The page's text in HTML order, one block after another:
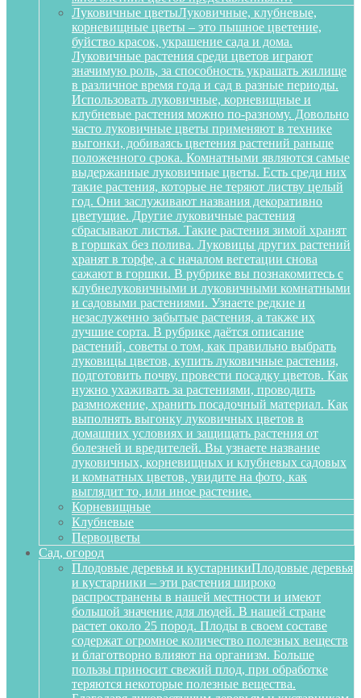
Луковичные цветыЛуковичные, клубневые,
корневищные цветы – это пышное цветение,
буйство красок, украшение сада и дома.
Луковичные растения среди цветов играют
значимую роль, за способность украшать жилище
в различное время года и сад в разные периоды.
Использовать луковичные, корневищные и
клубневые растения можно по-разному. Довольно
часто луковичные цветы применяют в технике
выгонки, добиваясь цветения растений раньше
положенного срока. Комнатными являются самые
выдержанные луковичные цветы. Есть среди них
такие растения, которые не теряют листву целый
год. Они заслуживают названия декоративно
цветущие. Другие луковичные растения
сбрасывают листья. Такие растения зимой хранят
в горшках без полива. Луковицы других растений
хранят в торфе, а с началом вегетации снова
сажают в горшки. В рубрике вы познакомитесь с
клубнелуковичными и луковичными комнатными
и садовыми растениями. Узнаете редкие и
незаслуженно забытые растения, а также их
лучшие сорта. В рубрике даётся описание
растений, советы о том, как правильно выбрать
луковицы цветов, купить луковичные растения,
подготовить почву, провести посадку цветов. Как
нужно ухаживать за растениями, проводить
размножение, хранить посадочный материал. Как
выполнять выгонку луковичных цветов в
домашних условиях и защищать растения от
болезней и вредителей. Вы узнаете название
луковичных, корневищных и клубневых садовых
и комнатных цветов, увидите на фото, как
выглядит то, или иное растение.
Корневищные
Клубневые
Первоцветы
Сад, огород
Плодовые деревья и кустарникиПлодовые деревья
и кустарники – эти растения широко
распространены в нашей местности и имеют
большой значение для людей. В нашей стране
растет около 25 пород. Плоды в своем составе
содержат огромное количество полезных веществ
и благотворно влияют на организм. Больше
пользы приносит свежий плод, при обработке
теряются некоторые полезные вещества.